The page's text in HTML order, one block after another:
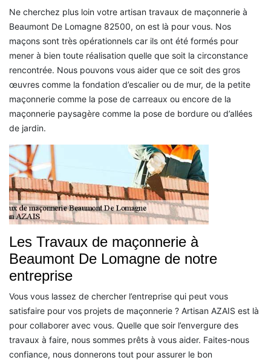
Ne cherchez plus loin votre artisan travaux de maçonnerie à
Beaumont De Lomagne 82500, on est là pour vous. Nos
maçons sont très opérationnels car ils ont été formés pour
mener à bien toute réalisation quelle que soit la circonstance
rencontrée. Nous pouvons vous aider que ce soit des gros
œuvres comme la fondation d’escalier ou de mur, de la petite
maçonnerie comme la pose de carreaux ou encore de la
maçonnerie paysagère comme la pose de bordure ou d’allées
de jardin.
Les Travaux de maçonnerie à
Beaumont De Lomagne de notre
entreprise
Vous vous lassez de chercher l’entreprise qui peut vous
satisfaire pour vos projets de maçonnerie ? Artisan AZAIS est là
pour collaborer avec vous. Quelle que soir l’envergure des
travaux à faire, nous sommes prêts à vous aider. Faites-nous
confiance, nous donnerons tout pour assurer le bon